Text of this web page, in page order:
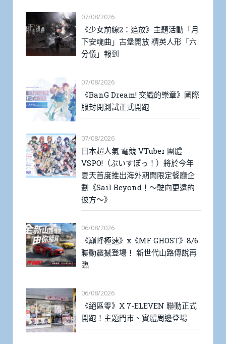
07/08/2026
《少女前線2：追放》主題活動「月
下安魂曲」古堡開放 精英人形「六
分儀」報到
07/08/2026
《BanG Dream! 交織的樂章》國際
服封閉測試正式開跑
07/08/2026
日本超人氣 電競 VTuber 團體
VSPO!（ぶいすぽっ！）將於今年
夏天首度推出海外期間限定餐廳企
劃《Sail Beyond！～駛向更遠的
彼方～》
06/08/2026
《巔峰極速》x《MF GHOST》8/6
聯動震撼登場！ 新世代山路傳說再
臨
06/08/2026
《絕區零》X 7-ELEVEN 聯動正式
開跑！主題門市、實體周邊登場